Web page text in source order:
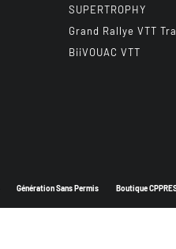
SUPERTROPHY
Grand Rallye VTT
BiiVOUAC VTT
Génération Sans Permis Boutique